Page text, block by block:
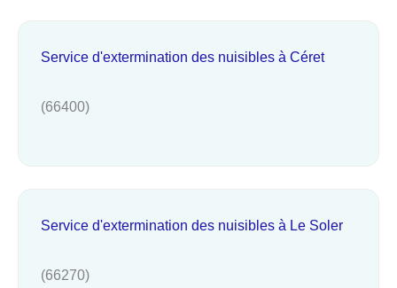
Service d'extermination des nuisibles à Céret
(66400)
Service d'extermination des nuisibles à Le Soler
(66270)